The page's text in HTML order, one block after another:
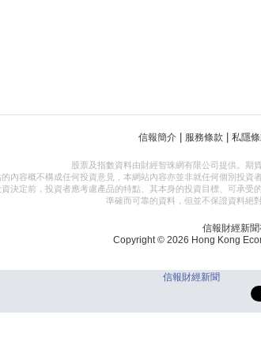
信報簡介 服務條款 私隱
股票及指數資料由財經智珠網有限公司提供。期
內容概不構成任何投資意見，本網站內容亦並非就任何個別投
決定前，投資者應考慮產品的特點、其本身的投資目標、可承
準確而可靠的資料，但並不保證資料絕
信報財經新聞
Copyright © 2026 Hong Kong
信報財經新聞